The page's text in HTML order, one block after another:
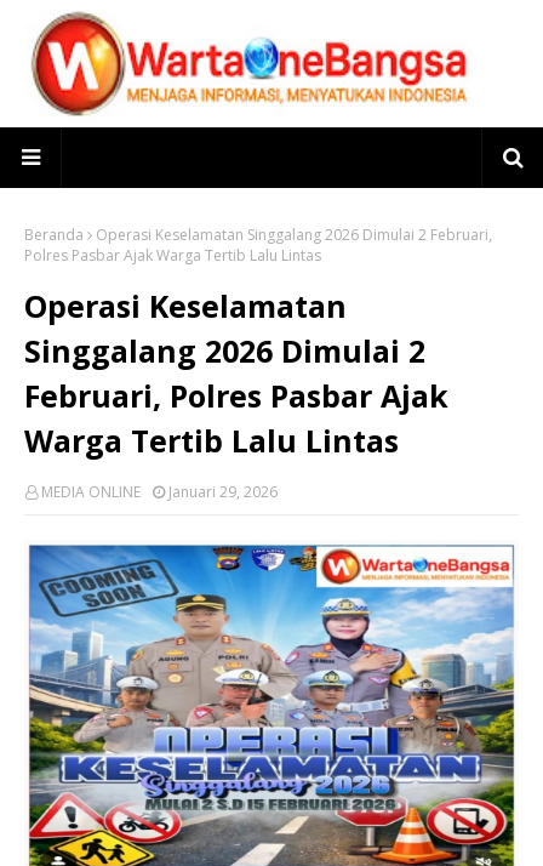
Beranda
Operasi Keselamatan Singgalang 2026 Dimulai 2 Februari,
Polres Pasbar Ajak Warga Tertib Lalu Lintas
Operasi Keselamatan
Singgalang 2026 Dimulai 2
Februari, Polres Pasbar Ajak
Warga Tertib Lalu Lintas
MEDIA ONLINE Januari 29, 2026